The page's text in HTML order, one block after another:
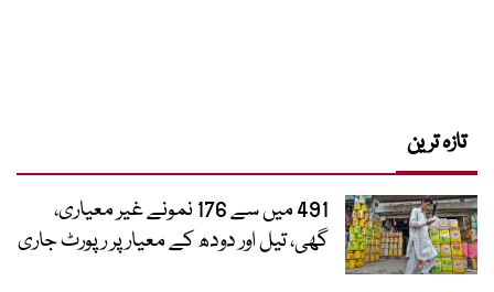
تازہ ترین
491 میں سے 176 نمونے غیر معیاری،
گھی، تیل اور دودھ کے معیار پر رپورٹ جاری